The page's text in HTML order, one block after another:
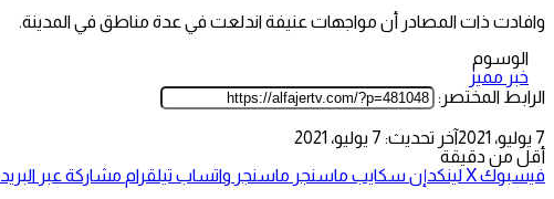
وافادت ذات المصادر أن مواجهات عنيفة اندلعت في عدة مناطق في المدينة.
الوسوم
خبر مميز
الرابط المختصر:
7 يوليو، 2021
آخر تحديث: 7 يوليو، 2021
أقل من دقيقة
فيسبوك‫Xلينكدإن سكايب ماسنجر ماسنجر واتساب تيلقرام مشاركة عبر البريد